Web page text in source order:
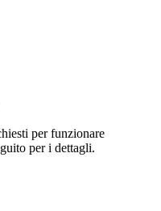
per funzionare
per i dettagli.